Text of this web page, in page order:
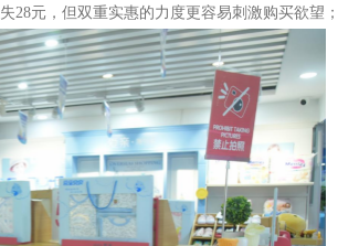
28元，但双重实惠的力度更容易刺激购买欲望；